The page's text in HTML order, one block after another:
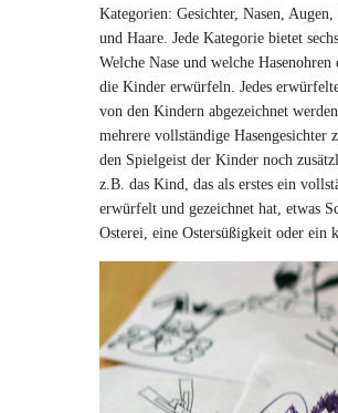
Kategorien: Gesichter, Nasen,
und Haare. Jede Kategorie bietet
Welche Nase und welche Hasenohren
die Kinder erwürfeln. Jedes
von den Kindern abgezeichnet
mehrere vollständige Hasengesichter
den Spielgeist der Kinder noch
z.B. das Kind, das als erstes ein
erwürfelt und gezeichnet hat, etwas
Osterei, eine Ostersüßigkeit oder ein